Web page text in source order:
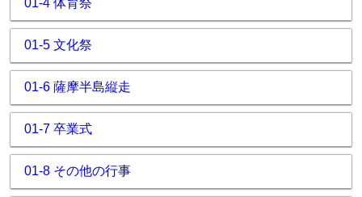
01-4 体育祭
01-5 文化祭
01-6 薩摩半島縦走
01-7 卒業式
01-8 その他の行事